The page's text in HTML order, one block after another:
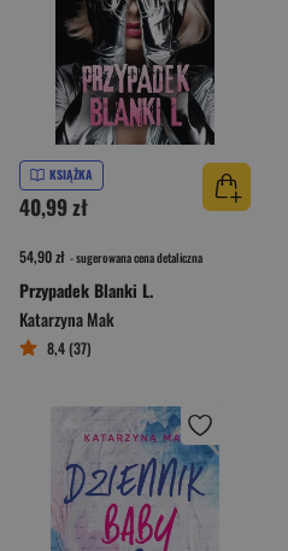
KSIĄŻKA
40,99 zł
54,90 zł - sugerowana cena detaliczna
Przypadek Blanki L.
Katarzyna Mak
8,4 (37)